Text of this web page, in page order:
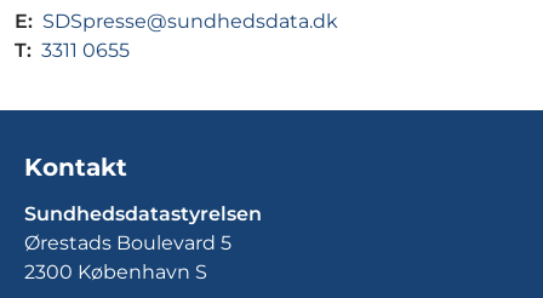
E: SDSpresse@sundhedsdata.dk
T: 3311 0655
Kontakt
Sundhedsdatastyrelsen
Ørestads Boulevard 5
2300 København S